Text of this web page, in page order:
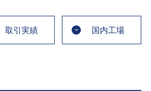
取引実績 国内工場